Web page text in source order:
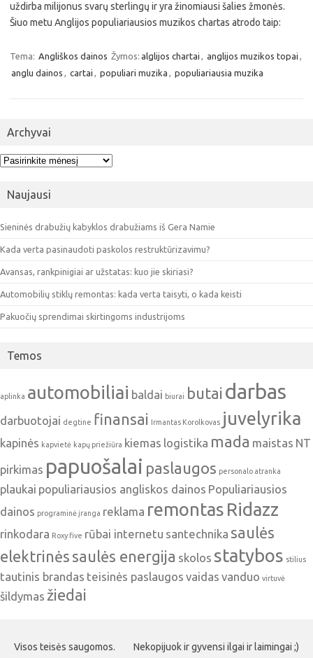
uždirba milijonus svarų sterlingų ir yra žinomiausi šalies žmonės.
Šiuo metu Anglijos populiariausios muzikos chartas atrodo taip:
Tema: Angliškos dainos Žymos: alglijos chartai , anglijos muzikos topai ,
anglu dainos , cartai , populiari muzika , populiariausia muzika
Archyvai
Archyvai
Naujausi
Sieninės drabužių kabyklos drabužiams iš Gera Namie
Kada verta pasinaudoti paskolos restruktūrizavimu?
Avansas, rankpinigiai ar užstatas: kuo jie skiriasi?
Automobilių stiklų remontas: kada verta taisyti, o kada keisti
Pakuočių sprendimai skirtingoms industrijoms
Temos
aplinka automobiliai baldai biurai butai darbas
darbuotojai degtine finansai Irmantas Korolkovas juvelyrika
kapinės kapvietė kapų priežiūra kiemas logistika mada maistas NT
pirkimas papuošalai paslaugos personalo atranka
plaukai populiariausios angliskos dainos Populiariausios
dainos programinė įranga reklama remontas Ridazz
rinkodara Roxy five rūbai internetu santechnika saulės
elektrinės saulės energija skolos statybos stilius
tautinis brandas teisinės paslaugos vaidas vanduo virtuvė
šildymas žiedai
Visos teisės saugomos. Nekopijuok ir gyvensi ilgai ir laimingai ;)